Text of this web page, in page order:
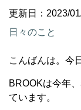
更新日：2023/
日々のこと
こんばんは。今
BROOKは今年
ています。